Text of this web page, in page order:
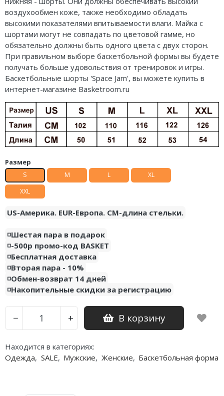
воздухообмен коже, также необходимо обладать
высокими показателями впитываемости влаги. Майка с
шортами могут не совпадать по цветовой гамме, но
обязательно должны быть одного цвета с двух сторон.
При правильном выборе баскетбольной формы вы будете
получать больше удовольствия от тренировок и игры.
Баскетбольные шорты 'Space Jam', вы можете купить в
интернет-магазине Basketroom.ru
Размер
S M L
XL
XXL
US-Америка. EUR-Европа. CM-длина стельки.
◽️Шестая пара в подарок
◽️-500р промо-код BASKET
◽️Бесплатная доставка
◽️Вторая пара - 10%
◽️Обмен-возврат 14 дней
◽️Накопительные скидки за регистрацию
− + В корзину
Находится в категориях:
Одежда, SALE, Мужские, Женские, Баскетбольная форма
Air Jordan 5
Air Jordan 6
Air Jordan 7
Air Jordan 10
Air Jordan 11
Air Jordan 12
Air Jordan 13
Air Jordan 14
Air Jordan 15
Air Jordan 23
Nike Air Deldon
Nike Sabrina
Nike A’ja
Nike ST
Nike GT
Nike Ja
Nike Book
Nike LeBron
Nike Kyrie
Nike Freak
Nike PG
Nike Kobe
Nike Uptempo
Nike Foamposite